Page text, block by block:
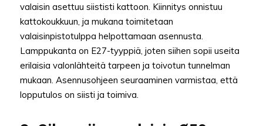
valaisin asettuu siististi kattoon. Kiinnitys onnistuu
kattokoukkuun, ja mukana toimitetaan
valaisinpistotulppa helpottamaan asennusta.
Lamppukanta on E27-tyyppiä, joten siihen sopii useita
erilaisia valonlähteitä tarpeen ja toivotun tunnelman
mukaan. Asennusohjeen seuraaminen varmistaa, että
lopputulos on siisti ja toimiva.